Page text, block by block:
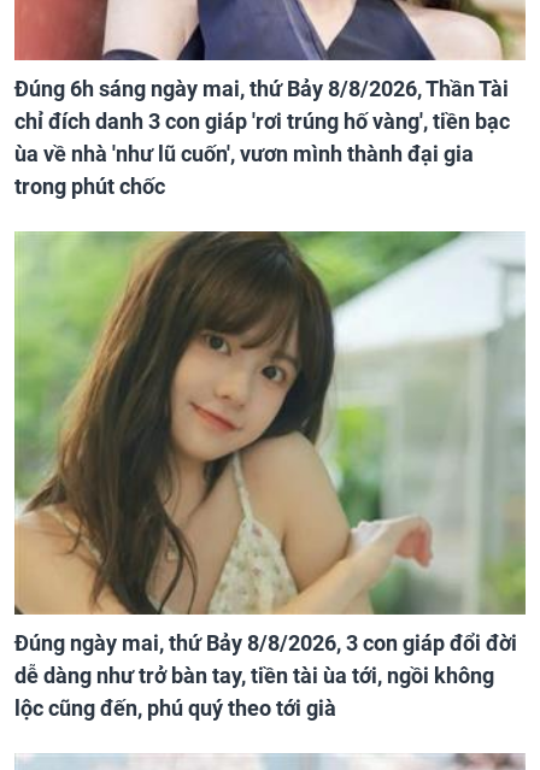
Đúng 6h sáng ngày mai, thứ Bảy 8/8/2026, Thần Tài
chỉ đích danh 3 con giáp 'rơi trúng hố vàng', tiền bạc
ùa về nhà 'như lũ cuốn', vươn mình thành đại gia
trong phút chốc
Đúng ngày mai, thứ Bảy 8/8/2026, 3 con giáp đổi đời
dễ dàng như trở bàn tay, tiền tài ùa tới, ngồi không
lộc cũng đến, phú quý theo tới già